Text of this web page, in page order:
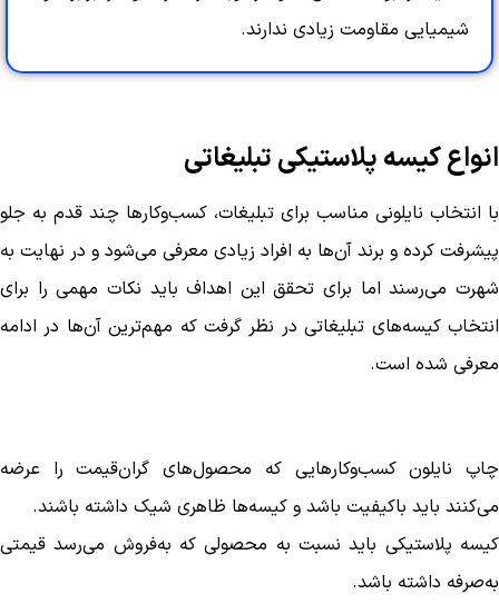
شیمیایی مقاومت زیادی ندارند.
انواع کیسه پلاستیکی تبلیغاتی
با انتخاب نایلونی مناسب برای تبلیغات، کسب‌وکارها چند قدم به جلو
پیشرفت کرده و برند آن‌ها به افراد زیادی معرفی می‌شود و در نهایت به
شهرت می‌رسند اما برای تحقق این اهداف باید نکات مهمی را برای
انتخاب کیسه‌های تبلیغاتی در نظر گرفت که مهم‌ترین آن‌ها در ادامه
معرفی شده است.
چاپ نایلون کسب‌و‌کار‌هایی که محصول‌های گران‌قیمت را عرضه
می‌کنند باید باکیفیت باشد و کیسه‌ها ظاهری شیک داشته باشند.
کیسه پلاستیکی باید نسبت به محصولی که به‌فروش می‌رسد قیمتی
به‌صرفه داشته باشد.